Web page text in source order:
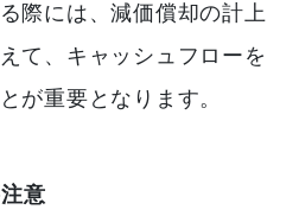
際には、減価償却の計上
て、キャッシュフローを
が重要となります。
意